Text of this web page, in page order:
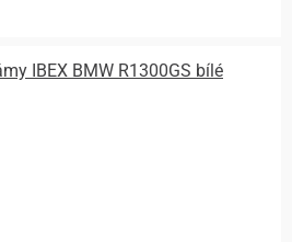
IBEX BMW R1300GS bílé